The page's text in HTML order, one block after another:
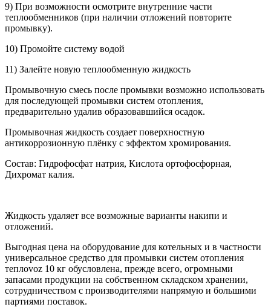
9) При возможности осмотрите внутренние части
теплообменников (при наличии отложений повторите
промывку).
10) Промойте систему водой
11) Залейте новую теплообменную жидкость
Промывочную смесь после промывки возможно использовать
для последующей промывки систем отопления,
предварительно удалив образовавшийся осадок.
Промывочная жидкость создает поверхностную
антикоррозионную плёнку с эффектом хромирования.
Состав: Гидрофосфат натрия, Кислота ортофосфорная,
Дихромат калия.
Жидкость удаляет все возможные варианты накипи и
отложений.
Выгодная цена на оборудование для котельных и в частности
универсальное средство для промывки систем отопления
теплоvoz 10 кг обусловлена, прежде всего, огромными
запасами продукции на собственном складском хранении,
сотрудничеством с производителями напрямую и большими
партиями поставок.